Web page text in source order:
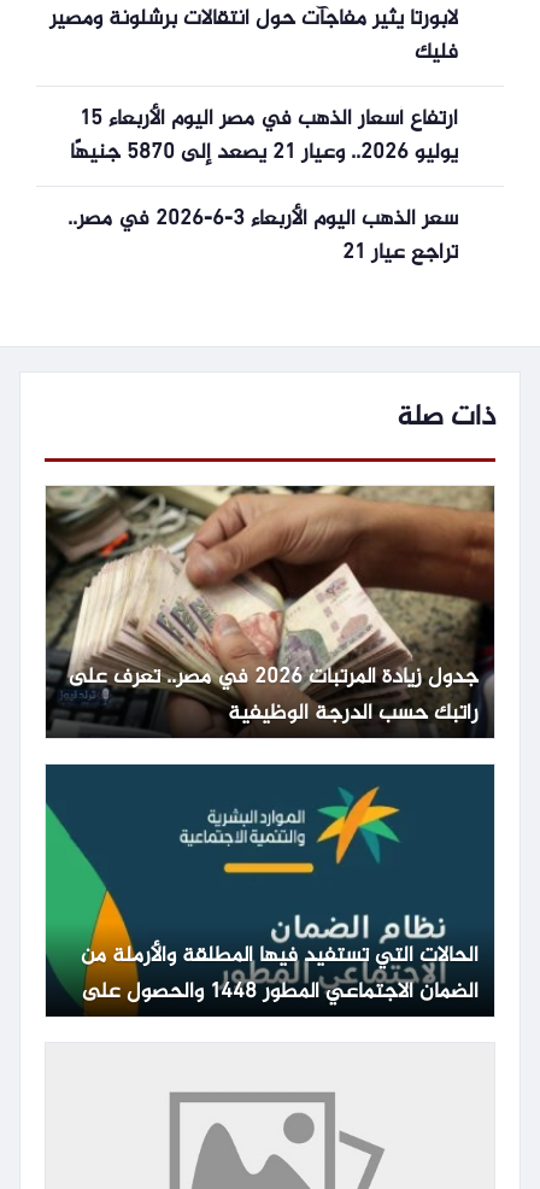
لابورتا يثير مفاجآت حول انتقالات برشلونة ومصير
فليك
ارتفاع أسعار الذهب في مصر اليوم الأربعاء 15
يوليو 2026.. وعيار 21 يصعد إلى 5870 جنيهًا
سعر الذهب اليوم الأربعاء 3-6-2026 في مصر..
تراجع عيار 21
ذات صلة
جدول زيادة المرتبات 2026 في مصر.. تعرف على
راتبك حسب الدرجة الوظيفية
الحالات التي تستفيد فيها المطلقة والأرملة من
الضمان الاجتماعي المطور 1448 والحصول على
المعاش